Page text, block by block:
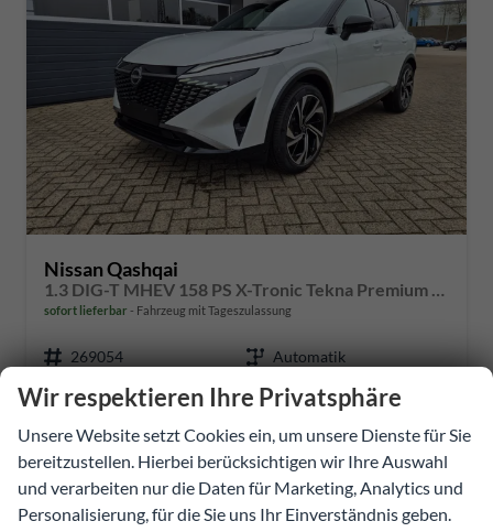
Nissan Qashqai
1.3 DIG-T MHEV 158 PS X-Tronic Tekna Premium Paket 20"LM Teil-Leder PanoGlasdach Klimaautomatik Sitzheizung Lenkradheizung Navi Head-Up Display elektr. Heckklappe ACC PDC v+h 360°Kamera DAB Bluetooth Touchscreen Apple CarPlay Android Auto
sofort lieferbar Fahrzeug mit Tageszulassung
269054
Automatik
Pearl White
116 kW (158 PS)
2 km
31.03.2026
37.381,84 €
Details
Wir respektieren Ihre Privatsphäre
Unsere Website setzt Cookies ein, um unsere Dienste für Sie
bereitzustellen. Hierbei berücksichtigen wir Ihre Auswahl
und verarbeiten nur die Daten für Marketing, Analytics und
Personalisierung, für die Sie uns Ihr Einverständnis geben.